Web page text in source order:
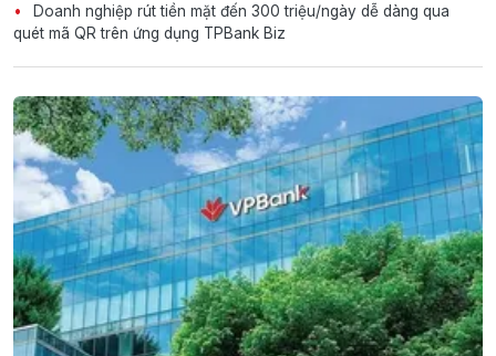
Doanh nghiệp rút tiền mặt đến 300 triệu/ngày dễ dàng qua
quét mã QR trên ứng dụng TPBank Biz